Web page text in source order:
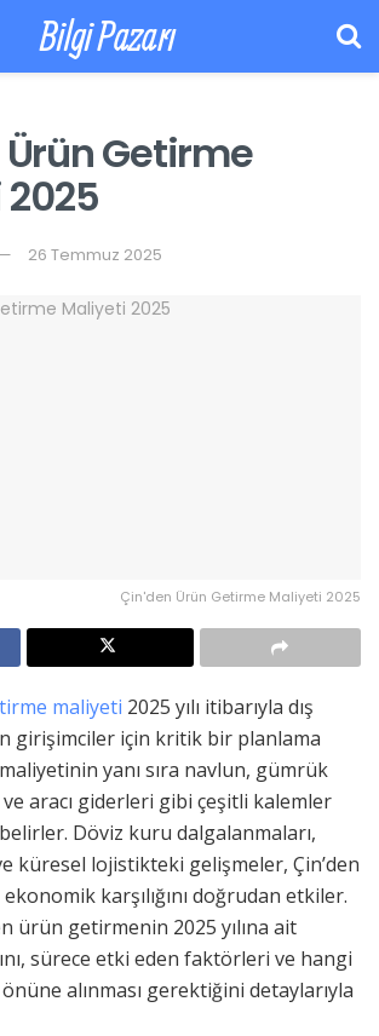
Bilgi Pazarı
Ürün Getirme
26 Temmuz 2025
Çin'den Ürün Getirme Maliyeti 2025
maliyeti 2025 yılı itibarıyla dış
girişimciler için kritik bir planlama
yanı sıra navlun, gümrük
aracı giderleri gibi çeşitli kalemler
Döviz kuru dalgalanmaları,
küresel lojistikteki gelişmeler, Çin’den
karşılığını doğrudan etkiler.
ürün getirmenin 2025 yılına ait
sürece etki eden faktörleri ve hangi
alınması gerektiğini detaylarıyla